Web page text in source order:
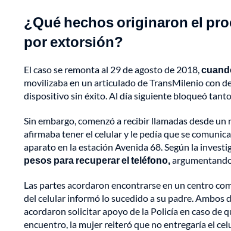
¿Qué hechos originaron el
por extorsión?
El caso se remonta al 29 de agosto de 2018,
movilizaba en un articulado de TransMilenio con
dispositivo sin éxito. Al día siguiente bloqueó
Sin embargo, comenzó a recibir llamadas desde
afirmaba tener el celular y le pedía que se
aparato en la estación Avenida 68. Según la
pesos para recuperar el teléfono,
Las partes acordaron encontrarse en un centro
del celular informó lo sucedido a su padre. Ambos
acordaron solicitar apoyo de la Policía en caso de
encuentro, la mujer reiteró que no entregaría el